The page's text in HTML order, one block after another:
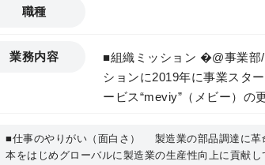
性・業務改善につながる独
ーとの要件定義やPJ進捗管
援やグローバル最適調達を
発展途上のサービスで、よ
購買傾向分析やユーザーの
職種
業務内容
■組織ミッション �@事業部
ションに2019年に事業スタ
ービス“meviy”（メビー）の
板金部品にフォーカスして
販売までの全ての業務に関
■仕事のやりがい（面白さ） 製造業の部品調達に革
本をはじめグローバルに製造業の生産性向上に貢献